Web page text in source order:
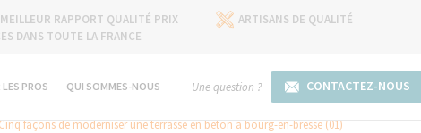
MEILLEUR RAPPORT QUALITÉ PRIX
ARTISANS DE QUALITÉ
DANS TOUTE LA FRANCE
PROS QUI SOMMES-NOUS Une question ? CONTACTEZ-NOUS
Cinq façons de moderniser une terrasse en béton à bourg-en-bresse (01)